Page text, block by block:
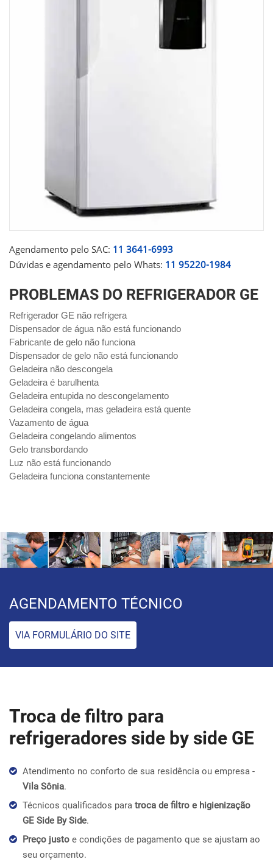
Agendamento pelo SAC: 11 3641-6993
Dúvidas e agendamento pelo Whats: 11 95220-1984
PROBLEMAS DO REFRIGERADOR GE
Refrigerador GE não refrigera
Dispensador de água não está funcionando
Fabricante de gelo não funciona
Dispensador de gelo não está funcionando
Geladeira não descongela
Geladeira é barulhenta
Geladeira entupida no descongelamento
Geladeira congela, mas geladeira está quente
Vazamento de água
Geladeira congelando alimentos
Gelo transbordando
Luz não está funcionando
Geladeira funciona constantemente
AGENDAMENTO TÉCNICO
VIA FORMULÁRIO DO SITE
Troca de filtro para
refrigeradores side by side GE
Atendimento no conforto de sua residência ou empresa -
Vila Sônia.
Técnicos qualificados para troca de filtro e higienização
GE Side By Side.
Preço justo e condições de pagamento que se ajustam ao
seu orçamento.